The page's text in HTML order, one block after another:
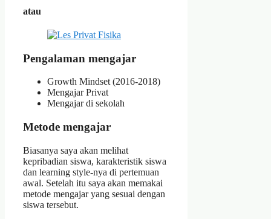
atau
Pengalaman mengajar
Growth Mindset (2016-2018)
Mengajar Privat
Mengajar di sekolah
Metode mengajar
Biasanya saya akan melihat
kepribadian siswa, karakteristik siswa
dan learning style-nya di pertemuan
awal. Setelah itu saya akan memakai
metode mengajar yang sesuai dengan
siswa tersebut.